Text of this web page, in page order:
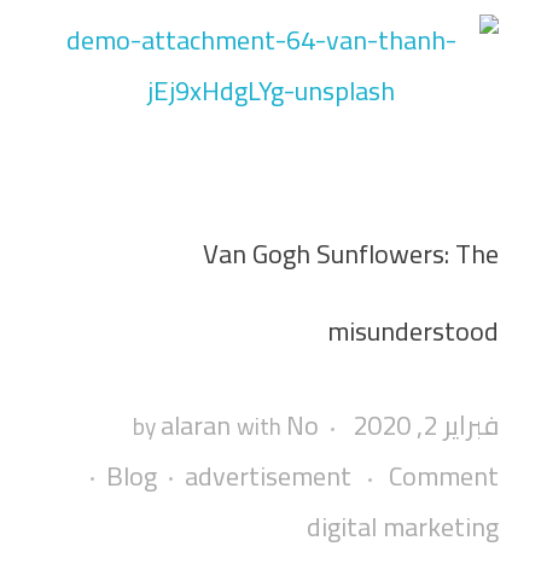
Van Gogh Sunflowers: The
misunderstood
فبراير 2, 2020
byalaranwithNo
Comment
advertisement
Blog
digital marketing